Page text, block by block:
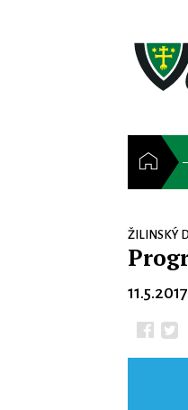
ŽILINSKÝ